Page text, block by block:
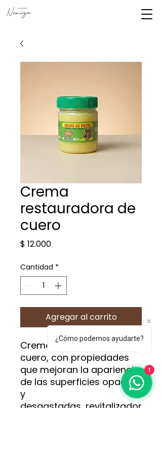
Crema
restauradora de
cuero
$ 12.000Precio
Cantidad *
Agregar al carrito
Crema hidratante para
cuero, con propiedades
que mejoran la apariencia
de las superficies opacas
y
desgastadas, revitalizador
¿Cómo podemos ayudarte?
1